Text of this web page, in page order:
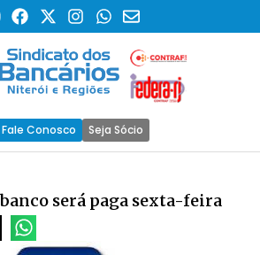
Fale Conosco Seja Sócio
será paga sexta-feira